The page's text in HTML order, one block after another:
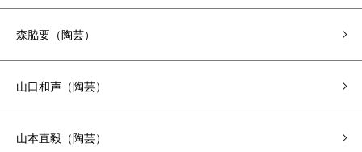
森脇要（陶芸）
山口和声（陶芸）
山本直毅（陶芸）